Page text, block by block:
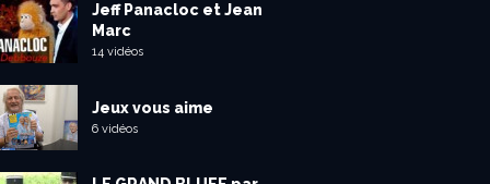
Jeff Panacloc et Jean
Marc
14 vidéos
Jeux vous aime
6 vidéos